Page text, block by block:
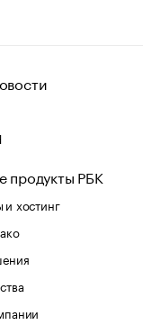
продукты РБК
хостинг